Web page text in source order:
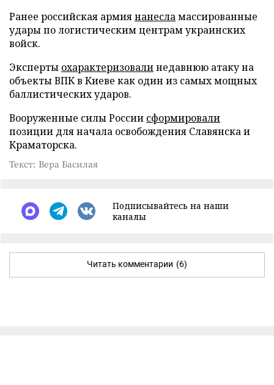
Ранее российская армиянанесламассированные
удары по логистическим центрам украинских
войск.
Эксперты охарактеризовалинедавнюю атаку на
объекты ВПК в Киеве как один из самых мощных
баллистических ударов.
Вооруженные силы России сформировали
позиции для начала освобождения Славянска и
Краматорска.
Текст: Вера Басилая
Подписывайтесь на наши
каналы
Читать комментарии (6)